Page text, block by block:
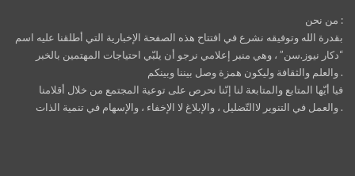
من نحن :
بقدرة الله وتوفيقه نشرع في افتتاح هذه الصفحة الإخبارية التي أطلقنا عليه اسم
“دكار نيوز.سن” ، وهي منبر إعلامي نرجو أن يلبّي احتياجات المهتمين بالخبر
والعلم والثقافة وليكون همزة وصل بيننا وبينكم .
فيا أيّها المتابع والمتابعة لنا إنّنا نحرص على توعية المجتمع من خلال أقلامنا
والعمل في التنوير لاالتّضليل ، والإبلاغ لا الإخفاء ، والإسهام في تنمية الذات .